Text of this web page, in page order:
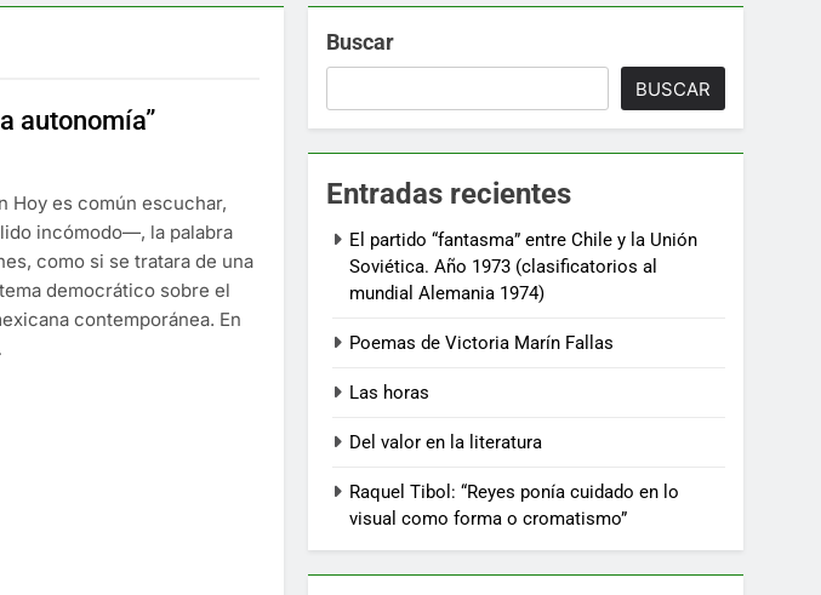
autonomía”
Hoy es común escuchar,
incómodo—, la palabra
como si se tratara de una
democrático sobre el
contemporánea. En
Buscar
BUSCAR
Entradas recientes
El partido “fantasma” entre Chile y la Unión
Soviética. Año 1973 (clasificatorios al
mundial Alemania 1974)
Poemas de Victoria Marín Fallas
Las horas
Del valor en la literatura
Raquel Tibol: “Reyes ponía cuidado en lo
visual como forma o cromatismo”